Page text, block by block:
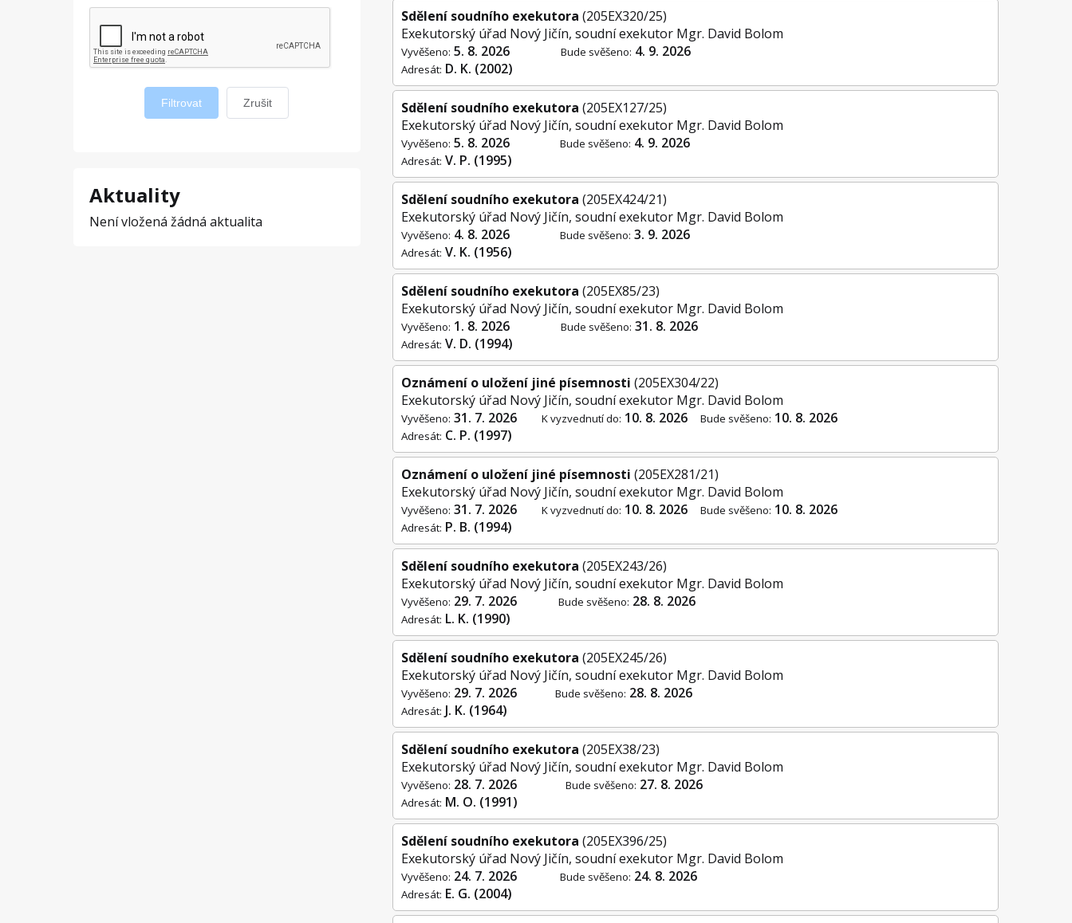
Filtrovat Zrušit
Aktuality
Není vložená žádná aktualita
Sdělení soudního exekutora (205EX320/25)
Exekutorský úřad Nový Jičín, soudní exekutor Mgr. David Bolom
Vyvěšeno: 5. 8. 2026
Adresát: D. K. (2002)
Bude svěšeno: 4. 9. 2026
Sdělení soudního exekutora (205EX127/25)
Exekutorský úřad Nový Jičín, soudní exekutor Mgr. David Bolom
Vyvěšeno: 5. 8. 2026
Adresát: V. P. (1995)
Bude svěšeno: 4. 9. 2026
Sdělení soudního exekutora (205EX424/21)
Exekutorský úřad Nový Jičín, soudní exekutor Mgr. David Bolom
Vyvěšeno: 4. 8. 2026
Adresát: V. K. (1956)
Bude svěšeno: 3. 9. 2026
Sdělení soudního exekutora (205EX85/23)
Exekutorský úřad Nový Jičín, soudní exekutor Mgr. David Bolom
Vyvěšeno: 1. 8. 2026
Adresát: V. D. (1994)
Bude svěšeno: 31. 8. 2026
Oznámení o uložení jiné písemnosti (205EX304/22)
Exekutorský úřad Nový Jičín, soudní exekutor Mgr. David Bolom
Vyvěšeno: 31. 7. 2026
Adresát: C. P. (1997)
K vyzvednutí do: 10. 8. 2026 Bude svěšeno: 10. 8. 2026
Oznámení o uložení jiné písemnosti (205EX281/21)
Exekutorský úřad Nový Jičín, soudní exekutor Mgr. David Bolom
Vyvěšeno: 31. 7. 2026
Adresát: P. B. (1994)
K vyzvednutí do: 10. 8. 2026 Bude svěšeno: 10. 8. 2026
Sdělení soudního exekutora (205EX243/26)
Exekutorský úřad Nový Jičín, soudní exekutor Mgr. David Bolom
Vyvěšeno: 29. 7. 2026
Adresát: L. K. (1990)
Bude svěšeno: 28. 8. 2026
Sdělení soudního exekutora (205EX245/26)
Exekutorský úřad Nový Jičín, soudní exekutor Mgr. David Bolom
Vyvěšeno: 29. 7. 2026
Adresát: J. K. (1964)
Bude svěšeno: 28. 8. 2026
Sdělení soudního exekutora (205EX38/23)
Exekutorský úřad Nový Jičín, soudní exekutor Mgr. David Bolom
Vyvěšeno: 28. 7. 2026
Adresát: M. O. (1991)
Bude svěšeno: 27. 8. 2026
Sdělení soudního exekutora (205EX396/25)
Exekutorský úřad Nový Jičín, soudní exekutor Mgr. David Bolom
Vyvěšeno: 24. 7. 2026
Adresát: E. G. (2004)
Bude svěšeno: 24. 8. 2026